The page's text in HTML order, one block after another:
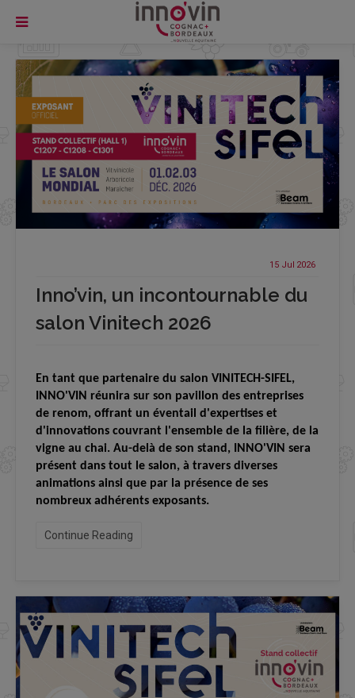
15 Jul 2026
Inno’vin, un incontournable du
salon Vinitech 2026
En tant que partenaire du salon VINITECH-SIFEL,
INNO'VIN réunira sur son pavillon des entreprises
de renom, offrant un éventail d'expertises et
d'innovations couvrant l'ensemble de la filière, de la
vigne au chai. Au-delà de son stand, INNO'VIN sera
présent dans tout le salon, à travers diverses
animations ainsi que par la présence de ses
nombreux adhérents exposants.
Continue Reading